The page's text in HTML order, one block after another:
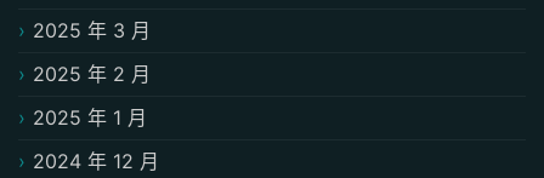
2025 年 3 月
2025 年 2 月
2025 年 1 月
2024 年 12 月